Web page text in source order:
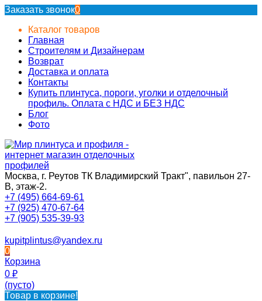
Заказать звонок0
Каталог товаров
Главная
Строителям и Дизайнерам
Возврат
Доставка и оплата
Контакты
Купить плинтуса, пороги, уголки и отделочный
профиль. Оплата с НДС и БЕЗ НДС
Блог
Фото
Москва, г. Реутов ТК Владимирский Тракт", павильон 27-
В, этаж-2.
+7 (495) 664-69-61
+7 (925) 470-67-64
+7 (905) 535-39-93
kupitplintus@yandex.ru
0
Корзина
0 ₽
(пусто)
Товар в корзине!